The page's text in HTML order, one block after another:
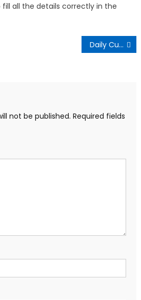
all the details correctly in the
Daily Current Affairs – 30 April 2021
not be published. Required fields